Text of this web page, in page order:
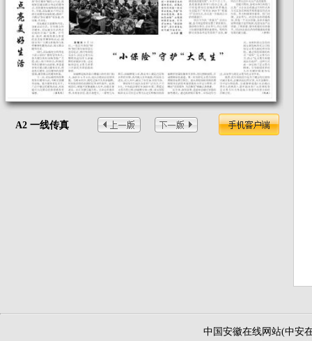
A2 一线传真
中国安徽在线网站(中安